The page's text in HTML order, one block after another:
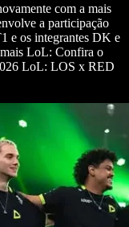
com a mais
a participação
e os integrantes DK e
LoL: Confira o
LoL: LOS x RED